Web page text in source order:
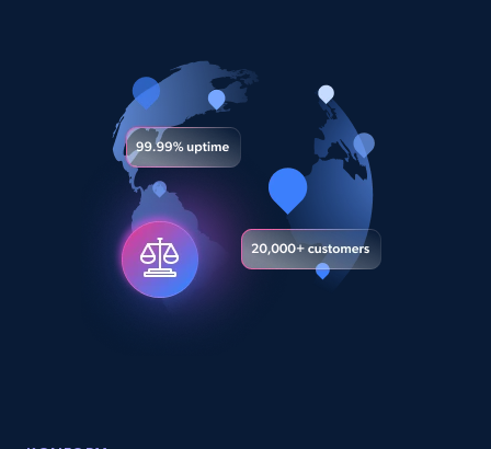
URL, ID, User id, Use url, Title, Headline, Post
text, Date posted, and more.
11.3K+ 1.5K+ Gratis testen
X (formerly Twitter) - Posts
ID, User posted, Name, Description, Date
posted, Photos, URL, Quoted post, and more.